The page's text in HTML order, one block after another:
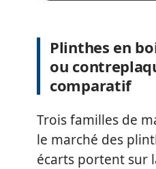
Plinthes en
ou
comparatif
Trois familles de
le marché des
écarts portent sur